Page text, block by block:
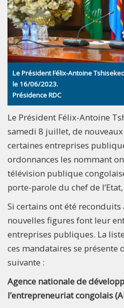
Le Président Félix-Antoine
le 16/06/2023.
Présidence RDC
Le Président Félix-Antoine
samedi 8 juillet, de
certaines entreprises
ordonnances les nommant
télévision publique
porte-parole du chef de
Si certains ont été reconduits
nouvelles figures font leur
entreprises publiques. La
ces mandataires se présente
suivante :
Agence nationale de
l’entrepreneuriat congolais